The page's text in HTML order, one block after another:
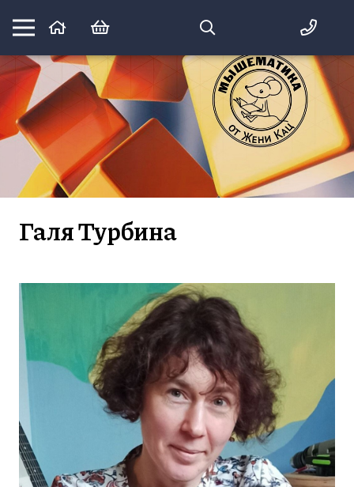
Математика вприпрыжку:
идеи и игры для детей и их родителей
Галя Турбина